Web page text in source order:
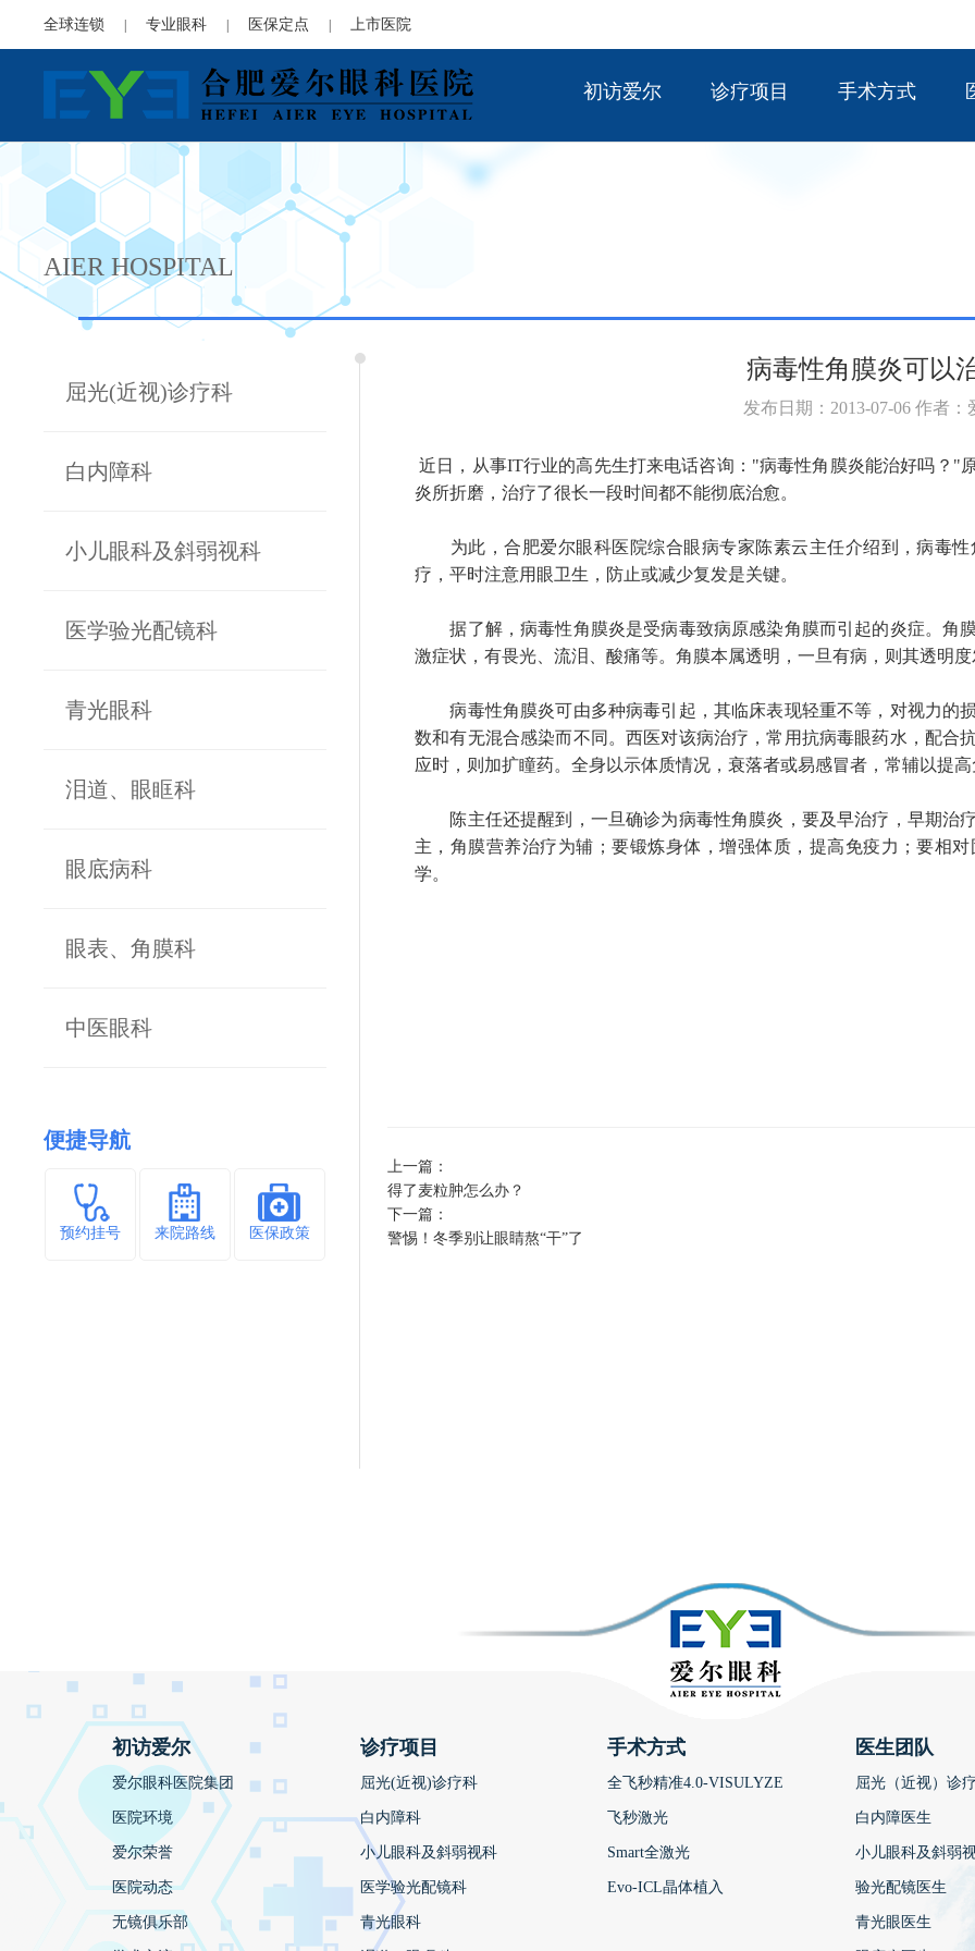
全球连锁 | 专业眼科 | 医保定点 | 上市医院
初访爱尔 诊疗项目 手术方式
AIER HOSPITAL
屈光(近视)诊疗科
白内障科
小儿眼科及斜弱视科
医学验光配镜科
青光眼科
泪道、眼眶科
眼底病科
眼表、角膜科
中医眼科
便捷导航
预约挂号 来院路线 医保政策
病毒性角膜炎可以
发布日期：2013-07-06 作者：
近日，从事IT行业的高先生打来电话咨询："病毒性角膜炎能治好吗？"
炎所折磨，治疗了很长一段时间都不能彻底治愈。
为此，合肥爱尔眼科医院综合眼病专家陈素云主任介绍到，病毒性
疗，平时注意用眼卫生，防止或减少复发是关键。
据了解，病毒性角膜炎是受病毒致病原感染角膜而引起的炎症。角
激症状，有畏光、流泪、酸痛等。角膜本属透明，一旦有病，则其透明
病毒性角膜炎可由多种病毒引起，其临床表现轻重不等，对视力的
数和有无混合感染而不同。西医对该病治疗，常用抗病毒眼药水，配合
应时，则加扩瞳药。全身以示体质情况，衰落者或易感冒者，常辅以提
陈主任还提醒到，一旦确诊为病毒性角膜炎，要及早治疗，早期治
主，角膜营养治疗为辅；要锻炼身体，增强体质，提高免疫力；要相
学。
上一篇：
得了麦粒肿怎么办？
下一篇：
警惕！冬季别让眼睛熬“干”了
初访爱尔
爱尔眼科医院集团
医院环境
爱尔荣誉
医院动态
无镜俱乐部
诊疗项目
屈光(近视)诊疗科
白内障科
小儿眼科及斜弱视科
医学验光配镜科
青光眼科
手术方式
全飞秒精准4.0-VISULYZE
飞秒激光
Smart全激光
Evo-ICL晶体植入
医生团队
屈光（近视）诊
白内障医生
小儿眼科及斜弱
验光配镜医生
青光眼医生